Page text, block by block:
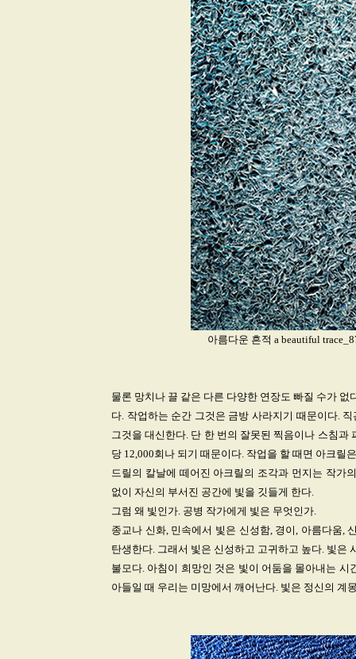
아름다운 흔적 a beautiful
물론 망치나 끌 같은 다른 다양한 연장도 빠질 수가
다. 작업하는 순간 그것은 금방 사라지기 때문이다.
그것을 대신한다. 단 한 번의 잘못된 찍음이나 스침
당 12,000회나 되기 때문이다. 작업을 할 때면 아크릴
드릴의 칼날에 떼어진 아크릴의 조각과 먼지는 작가
없이 자신의 부서진 공간에 빛을 깃들게 한다.
그럼 왜 빛인가. 공병 작가에게 빛은 무엇인가.
종교나 신화, 민속에서 빛은 신성함, 경이, 아름다움,
탄생한다. 그래서 빛은 신성하고 고귀하고 높다. 빛은
불모다. 아침이 희망인 것은 빛이 어둠을 몰아내는
아들일 때 우리는 미망에서 깨어난다. 빛은 정신의 계